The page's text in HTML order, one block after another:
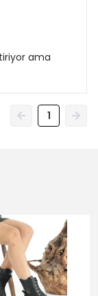
ama
1